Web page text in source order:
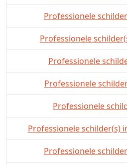
Professionele
Professionele
Professionele
Professionele
Professionele
Professionele schilder(s)
Professionele